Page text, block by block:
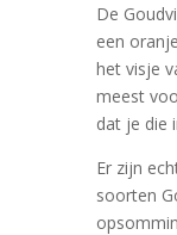
De
een
het visje
meest
dat je die
Er zijn
soorten